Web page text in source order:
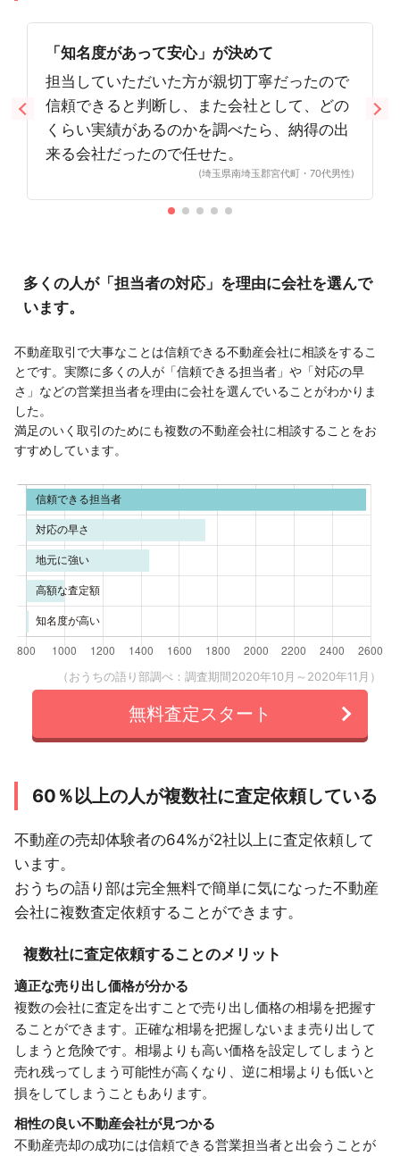
「知名度があって安心」が決めて
担当していただいた方が親切丁寧だったので
信頼できると判断し、また会社として、どの
くらい実績があるのかを調べたら、納得の出
来る会社だったので任せた。
(埼玉県南埼玉郡宮代町・70代男性)
多くの人が「担当者の対応」を理由に会社を選んで
います。
不動産取引で大事なことは信頼できる不動産会社に相談をするこ
とです。実際に多くの人が「信頼できる担当者」や「対応の早
さ」などの営業担当者を理由に会社を選んでいることがわかりま
した。
満足のいく取引のためにも複数の不動産会社に相談することをお
すすめしています。
（おうちの語り部調べ：調査期間2020年10月～2020年11月）
無料査定スタート
60％以上の人が複数社に査定依頼している
不動産の売却体験者の64%が2社以上に査定依頼して
います。
おうちの語り部は完全無料で簡単に気になった不動産
会社に複数査定依頼することができます。
複数社に査定依頼することのメリット
適正な売り出し価格が分かる
複数の会社に査定を出すことで売り出し価格の相場を把握す
ることができます。正確な相場を把握しないまま売り出して
しまうと危険です。相場よりも高い価格を設定してしまうと
売れ残ってしまう可能性が高くなり、逆に相場よりも低いと
損をしてしまうこともあります。
相性の良い不動産会社が見つかる
不動産売却の成功には信頼できる営業担当者と出会うことが